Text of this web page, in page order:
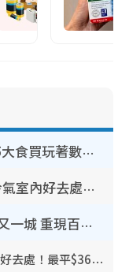
【8月生日優惠2026】全港85大食買玩著數攻略 自助餐/火鍋放題同行免費＋誠品/DONKI送現金券
香港室內好去處｜逾35大歎冷氣室內好去處推介 室內活動免費避雨無懼落雨
小熊維尼100週年快閃店登陸又一城 重現百畝森林經典場景／獨家限定盲盒登場／專屬DIY香水
唱K推介2026︱全港13大卡啦OK好去處！最平$36起 日文K都有！(附地址+收費詳情)